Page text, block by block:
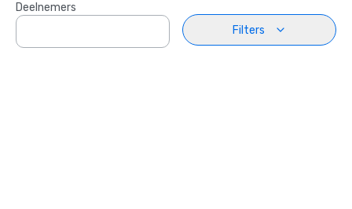
Deelnemers
Filters